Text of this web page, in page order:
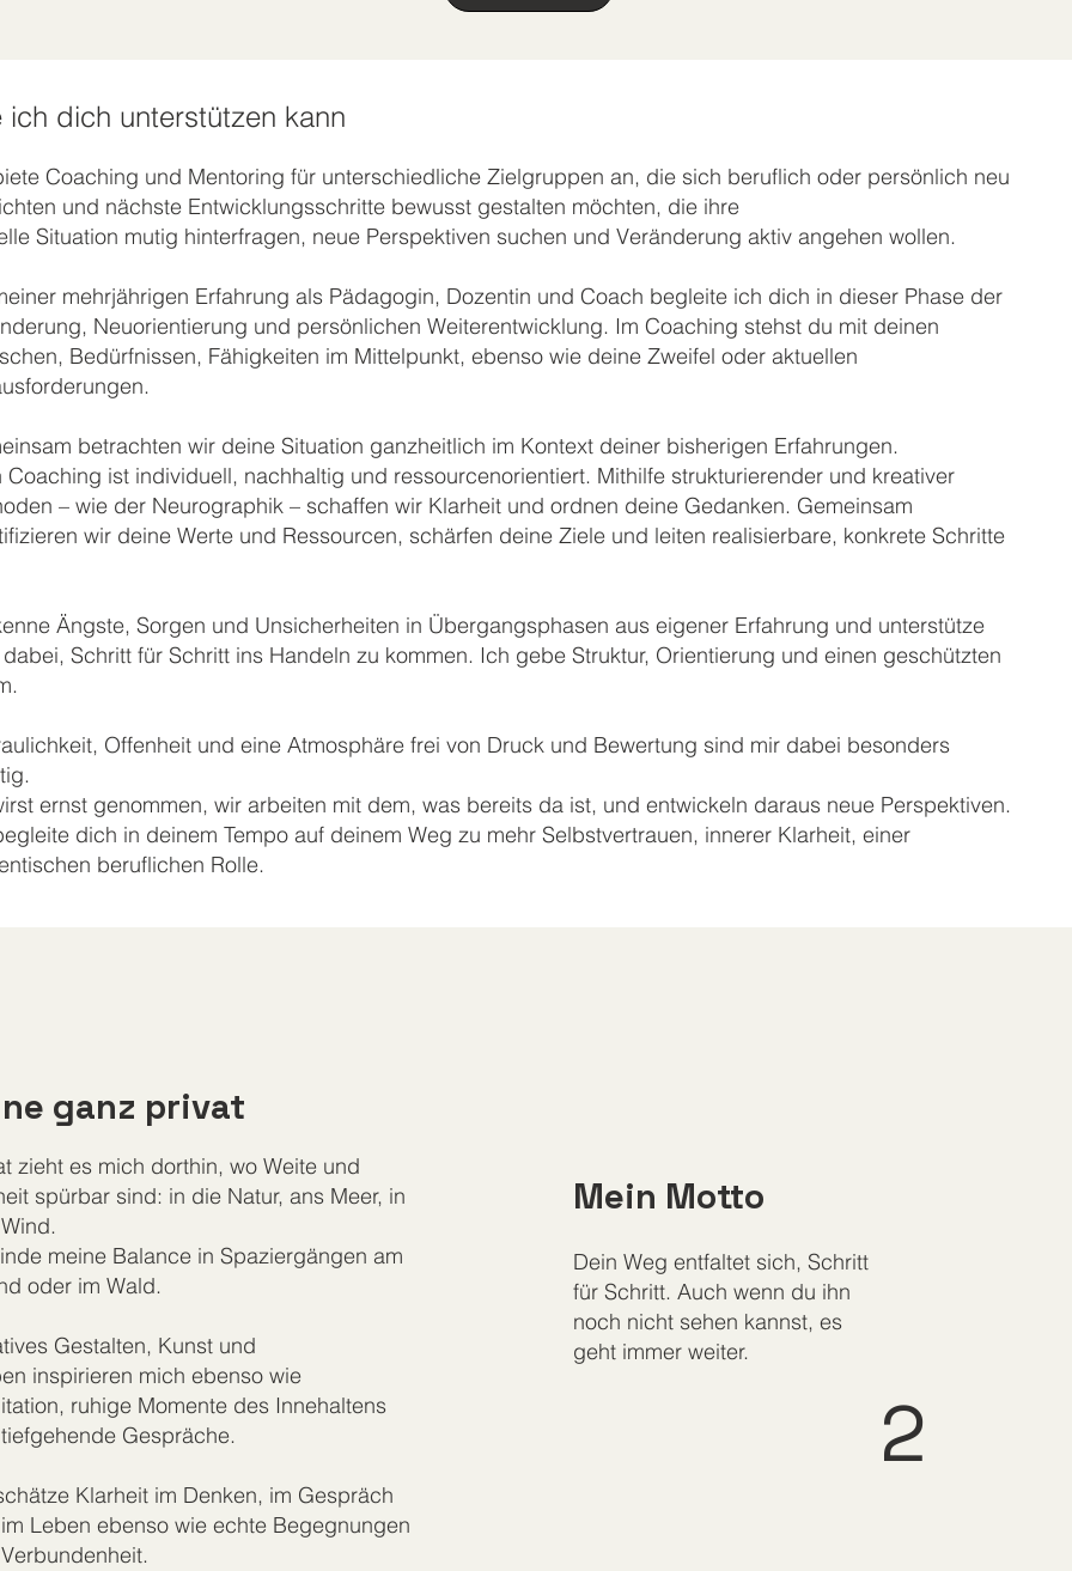
Coaching und Mentoring für unterschiedliche Zielgruppen an, die sich beruflich oder persönlich neu
und nächste Entwicklungsschritte bewusst gestalten möchten, die ihre
Situation mutig hinterfragen, neue Perspektiven suchen und Veränderung aktiv angehen wollen.
mehrjährigen Erfahrung als Pädagogin, Dozentin und Coach begleite ich dich in dieser Phase der
Neuorientierung und persönlichen Weiterentwicklung. Im Coaching stehst du mit deinen
Bedürfnissen, Fähigkeiten im Mittelpunkt, ebenso wie deine Zweifel oder aktuellen
betrachten wir deine Situation ganzheitlich im Kontext deiner bisherigen Erfahrungen.
Coaching ist individuell, nachhaltig und ressourcenorientiert. Mithilfe strukturierender und kreativer
– wie der Neurographik – schaffen wir Klarheit und ordnen deine Gedanken. Gemeinsam
wir deine Werte und Ressourcen, schärfen deine Ziele und leiten realisierbare, konkrete Schritte
Ängste, Sorgen und Unsicherheiten in Übergangsphasen aus eigener Erfahrung und unterstütze
Schritt für Schritt ins Handeln zu kommen. Ich gebe Struktur, Orientierung und einen geschützten
Offenheit und eine Atmosphäre frei von Druck und Bewertung sind mir dabei besonders
ernst genommen, wir arbeiten mit dem, was bereits da ist, und entwickeln daraus neue Perspektiven.
dich in deinem Tempo auf deinem Weg zu mehr Selbstvertrauen, innerer Klarheit, einer
beruflichen Rolle.
ich dich unterstützen kann
ganz privat
zieht es mich dorthin, wo Weite und
spürbar sind: in die Natur, ans Meer, in
meine Balance in Spaziergängen am
oder im Wald.
Gestalten, Kunst und
inspirieren mich ebenso wie
ruhige Momente des Innehaltens
Gespräche.
Klarheit im Denken, im Gespräch
Leben ebenso wie echte Begegnungen
Mein Motto
Dein Weg entfaltet sich, Schritt
für Schritt. Auch wenn du ihn
noch nicht sehen kannst, es
geht immer weiter.
2